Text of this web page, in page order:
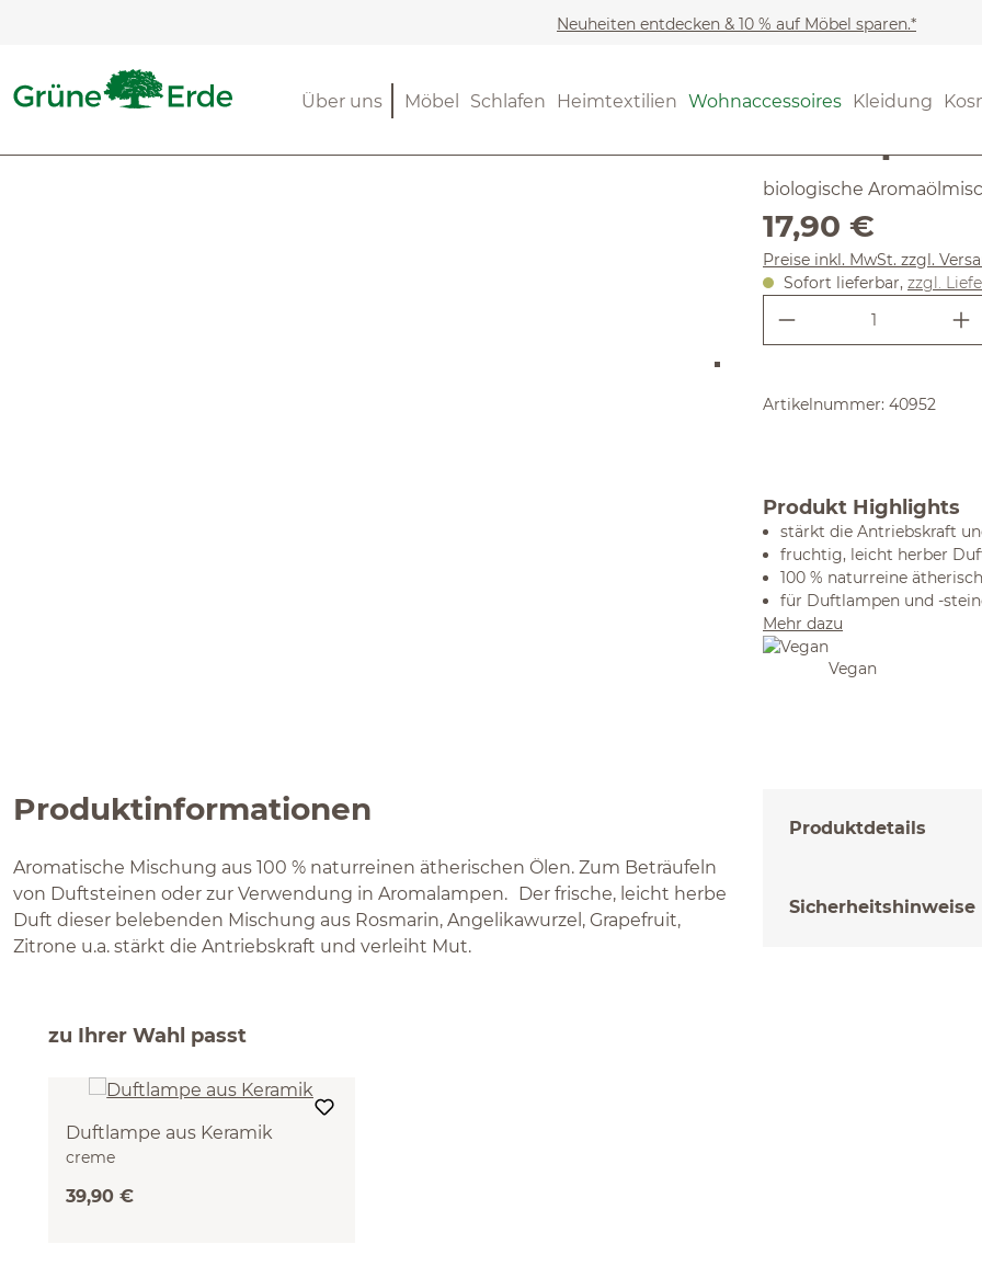
Neuheiten entdecken & 10 % auf Möbel sparen.*
Möbel Schlafen Heimtextilien Wohnaccessoires Kleidung
Über uns (4.89) 9
biologische
Regulärer Preis:
17,90 €
Preise inkl. MwSt. zzgl.
Sofort lieferbar, zzgl.
Produkt
Artikelnummer: 40952
Produkt Highlights
stärkt die Antriebskraft
fruchtig, leicht herber
100 % naturreine
für Duftlampen und -
Mehr dazu
Vegan
Produktinformationen
Aromatische Mischung aus 100 % naturreinen ätherischen Ölen. Zum Beträufeln
von Duftsteinen oder zur Verwendung in Aromalampen. Der frische, leicht herbe
Duft dieser belebenden Mischung aus Rosmarin, Angelikawurzel, Grapefruit,
Zitrone u.a. stärkt die Antriebskraft und verleiht Mut.
Produktdetails
Sicherheitshinweise
zu Ihrer Wahl passt
Duftlampe aus Keramik
creme
39,90 €